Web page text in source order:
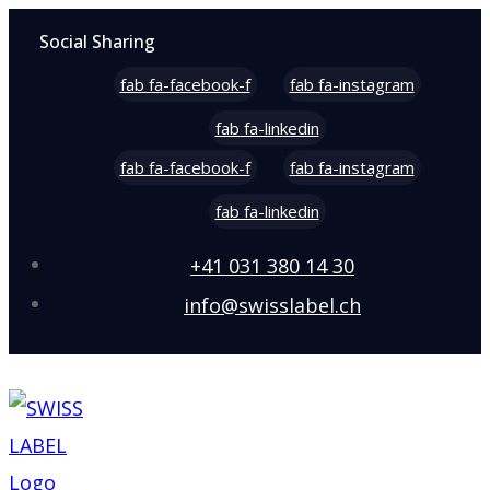
Social Sharing
fab fa-facebook-f
fab fa-instagram
fab fa-linkedin
fab fa-facebook-f
fab fa-instagram
fab fa-linkedin
+41 031 380 14 30
info@swisslabel.ch